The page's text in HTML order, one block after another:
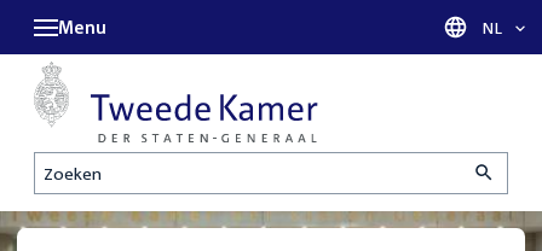
Zoeken
Menu Taal
NL